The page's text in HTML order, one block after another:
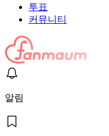
투표
커뮤니티
알림